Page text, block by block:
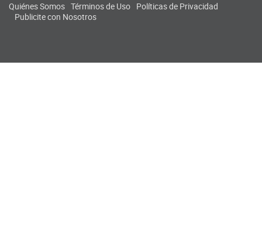
Quiénes Somos Términos de Uso Políticas de Privacidad
Publicite con Nosotros